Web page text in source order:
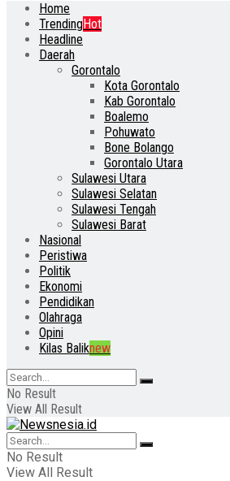
Home
TrendingHot
Headline
Daerah
Gorontalo
Kota Gorontalo
Kab Gorontalo
Boalemo
Pohuwato
Bone Bolango
Gorontalo Utara
Sulawesi Utara
Sulawesi Selatan
Sulawesi Tengah
Sulawesi Barat
Nasional
Peristiwa
Politik
Ekonomi
Pendidikan
Olahraga
Opini
Kilas Baliknew
No Result
View All Result
No Result
View All Result